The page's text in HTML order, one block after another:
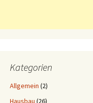
Kategorien
Allgemein (2)
Hausbau (26)